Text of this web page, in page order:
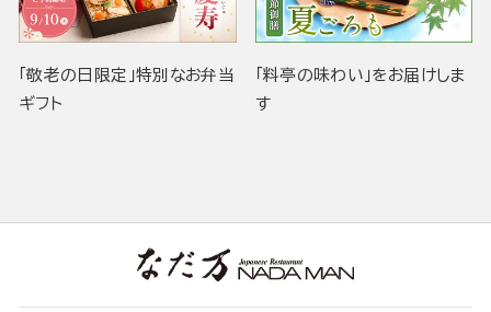
「敬老の日限定」特別なお弁当
ギフト
「料亭の味わい」をお届けしま
す